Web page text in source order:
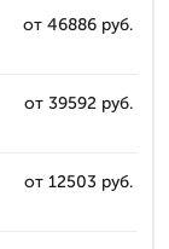
от 46886 руб.
от 39592 руб.
от 12503 руб.